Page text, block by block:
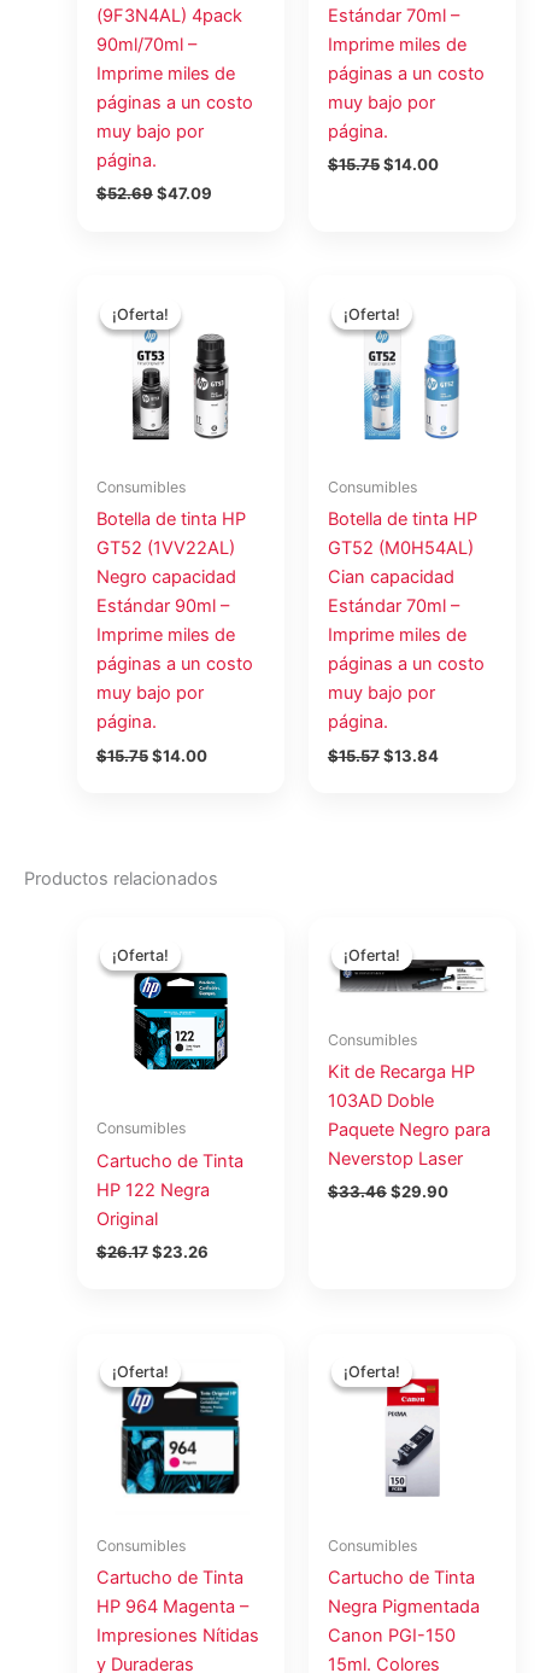
(9F3N4AL) 4pack
90ml/70ml –
Imprime miles de
páginas a un costo
muy bajo por
página.
$52.69 $47.09
Estándar 70ml –
Imprime miles de
páginas a un costo
muy bajo por
página.
$15.75$14.00
¡Oferta!
¡Oferta!
Consumibles
Botella de tinta HP
GT52 (1VV22AL)
Negro capacidad
Estándar 90ml –
Imprime miles de
páginas a un costo
muy bajo por
página.
$15.75
precio
original
era:
$15.75.
$14.00
es:
$14.00.
¡Oferta!
¡Oferta!
Consumibles
Botella de tinta HP
GT52 (M0H54AL)
Cian capacidad
Estándar 70ml –
Imprime miles de
páginas a un costo
muy bajo por
página.
$15.57
precio
original
era:
$15.57.
$13.84
es:
$13.84.
Productos relacionados
¡Oferta!
¡Oferta!
Consumibles
Cartucho de Tinta
HP 122 Negra
Original
$26.17
precio
original
era:
$26.17.
$23.26
es:
$23.26.
¡Oferta!
¡Oferta!
Consumibles
Kit de Recarga HP
103AD Doble
Paquete Negro para
Neverstop Laser
$33.46
precio
original
era:
$29.90
actual
es:
¡Oferta!
¡Oferta!
Consumibles
Cartucho de Tinta
HP 964 Magenta –
Impresiones Nítidas
y Duraderas
precio
original
era:
$39.12.
actual
es:
$34.96.
¡Oferta!
¡Oferta!
Consumibles
Cartucho de Tinta
Negra Pigmentada
Canon PGI-150
15ml. Colores
precio
original
era:
$27.80.